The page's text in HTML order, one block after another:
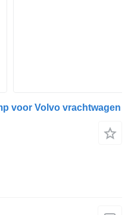
voor Volvo vrachtwagen